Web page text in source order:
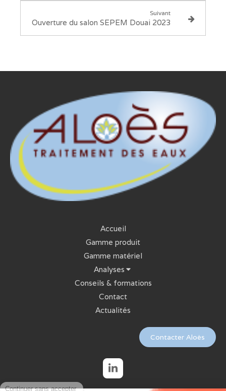
Suivant
Ouverture du salon SEPEM Douai 2023
Accueil
Gamme produit
Gamme matériel
Analyses
Conseils & formations
Contact
Actualités
Contacter Aloès